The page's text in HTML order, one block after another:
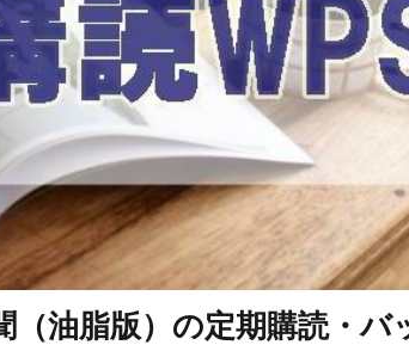
（油脂版）の定期購読・バ